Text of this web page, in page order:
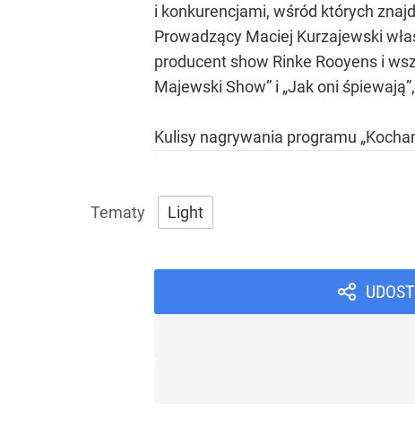
i konkurencjami, wśród których
Prowadzący Maciej Kurzajewski
producent show Rinke Rooyens i
Majewski Show” i „Jak oni
Kulisy nagrywania programu
Light